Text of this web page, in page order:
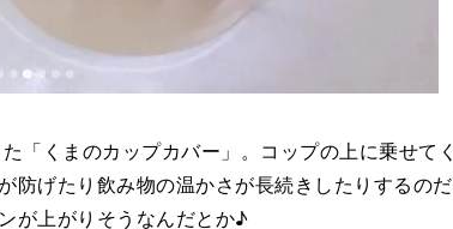
「くまのカップカバー」。コップの上に乗せてく
防げたり飲み物の温かさが長続きしたりするのだ
が上がりそうなんだとか♪